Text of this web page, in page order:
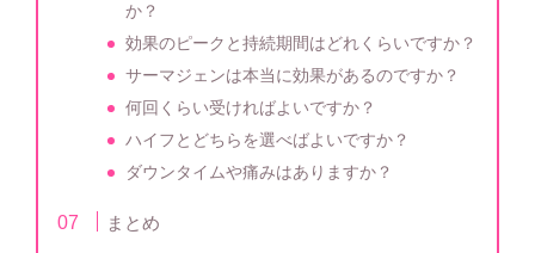
か？
効果のピークと持続期間はどれくらいですか？
サーマジェンは本当に効果があるのですか？
何回くらい受ければよいですか？
ハイフとどちらを選べばよいですか？
ダウンタイムや痛みはありますか？
まとめ